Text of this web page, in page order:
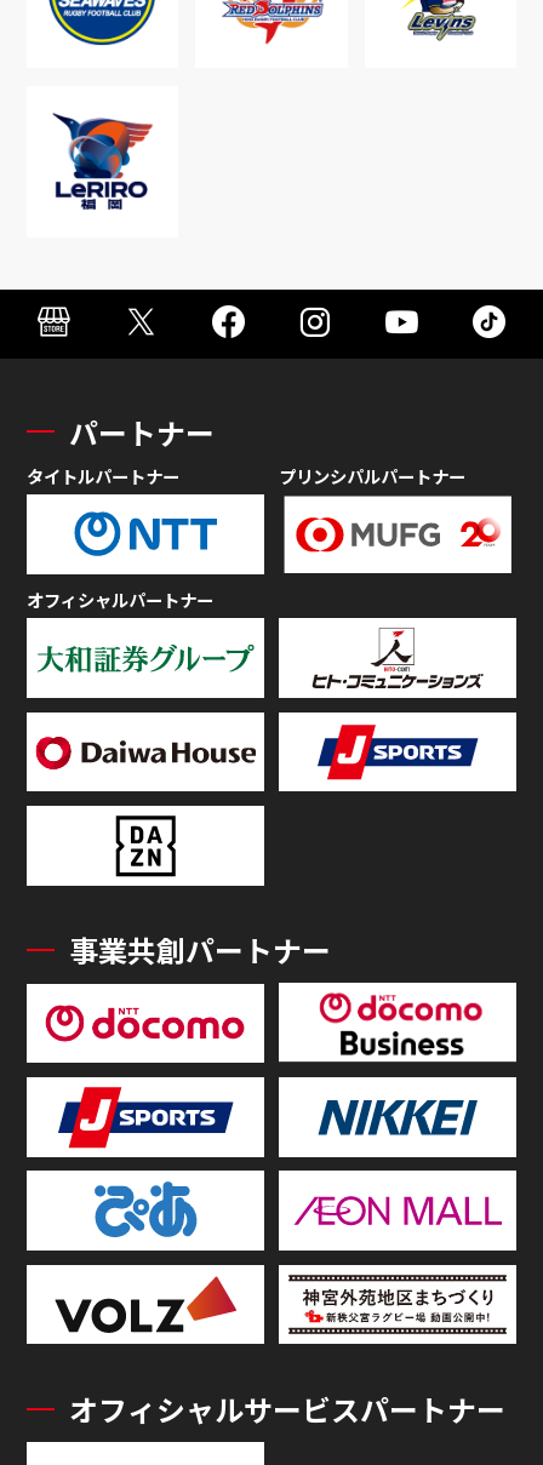
パートナー
タイトルパートナー プリンシパルパートナー
オフィシャルパートナー
事業共創パートナー
オフィシャルサービスパートナー